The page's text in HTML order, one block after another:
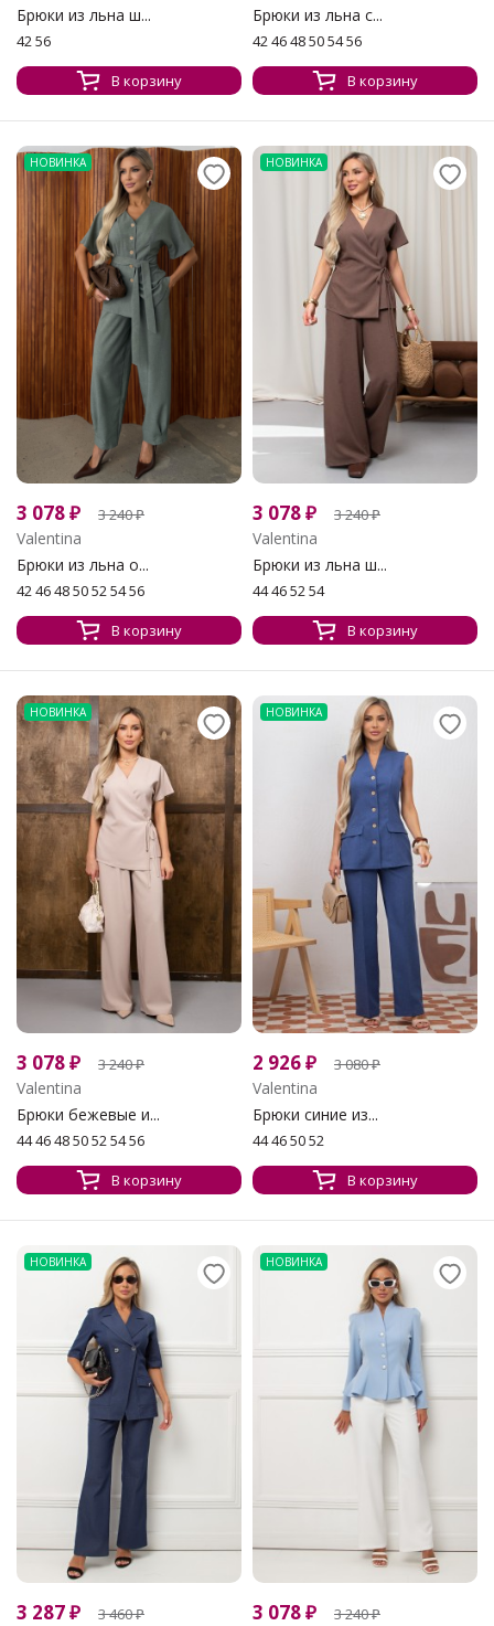
Брюки из льна ш...
42 56
В корзину
Брюки из льна с...
42 46 48 50 54 56
В корзину
НОВИНКА
3 078₽ 3 240₽
Valentina
Брюки из льна о...
42 46 48 50 52 54 56
В корзину
НОВИНКА
3 078₽ 3 240₽
Valentina
Брюки из льна ш...
44 46 52 54
В корзину
НОВИНКА
3 078₽ 3 240₽
Valentina
Брюки бежевые и...
44 46 48 50 52 54 56
В корзину
НОВИНКА
2 926₽ 3 080₽
Valentina
Брюки синие из...
44 46 50 52
В корзину
НОВИНКА
3 287₽ 3 460₽
НОВИНКА
3 078₽ 3 240₽